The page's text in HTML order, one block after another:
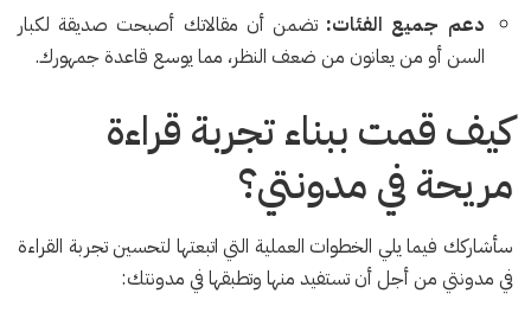
دعم جميع الفئات: تضمن أن مقالاتك أصبحت صديقة لكبار
السن أو من يعانون من ضعف النظر، مما يوسع قاعدة جمهورك.
كيف قمت ببناء تجربة قراءة
مريحة في مدونتي؟
سأشاركك فيما يلي الخطوات العملية التي اتبعتها لتحسين تجربة القراءة
في مدونتي من أجل أن تستفيد منها وتطبقها في مدونتك: